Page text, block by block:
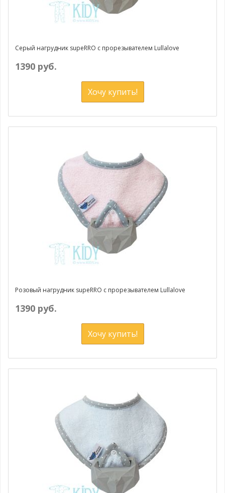
Серый нагрудник supeRRO с прорезывателем Lullalove
1390 руб.
Хочу купить!
Розовый нагрудник supeRRO с прорезывателем Lullalove
1390 руб.
Хочу купить!